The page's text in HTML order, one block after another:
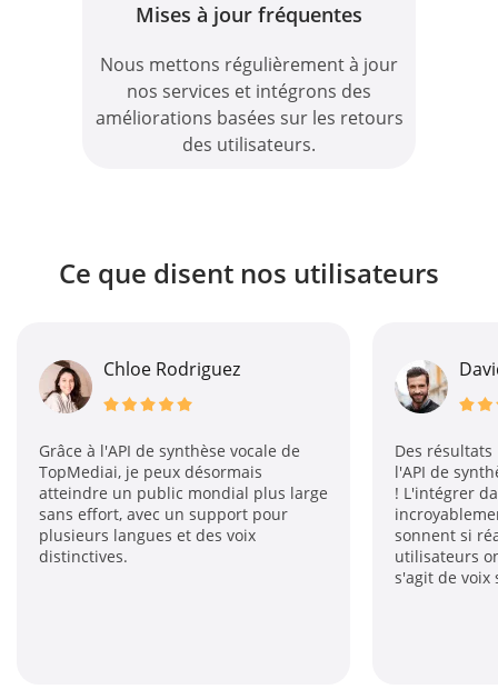
Mises à jour fréquentes
Nous mettons régulièrement à jour
nos services et intégrons des
améliorations basées sur les retours
des utilisateurs.
Ce que disent nos utilisateurs
Chloe Rodriguez
à l'API de synthèse vocale de
je peux désormais
un public mondial plus large
effort, avec un support pour
langues et des voix
David
Des résultats
l'API de synthèse
! L'intégrer dans
incroyablement
sonnent si
utilisateurs ont
s'agit de voix